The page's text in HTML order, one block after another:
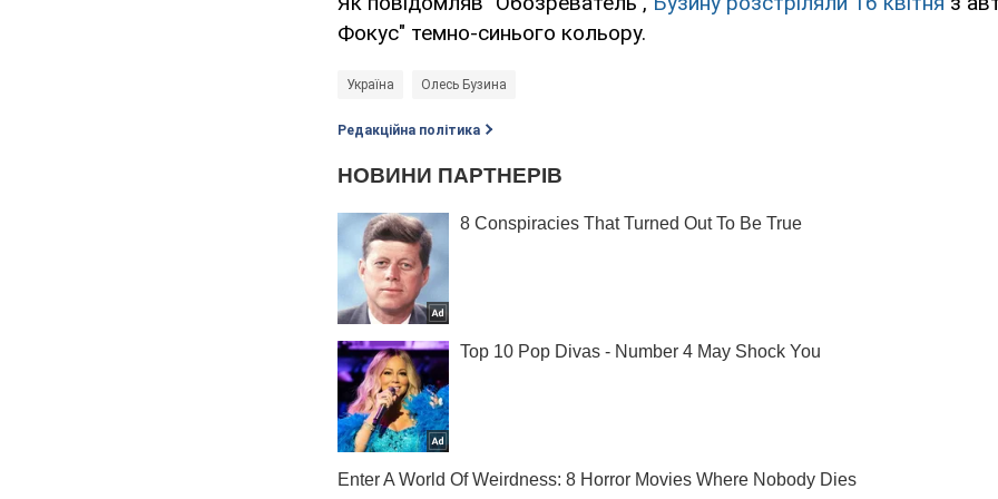
Фокус" темно-синього кольору.
Україна Олесь Бузина
Редакційна політика